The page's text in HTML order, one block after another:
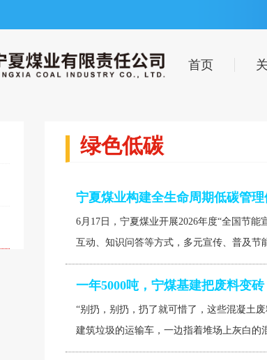
首页
绿色低碳
宁夏煤业构建全生命周期低碳管理
6月17日，宁夏煤业开展2026年度“全国节
互动、知识问答等方式，多元宣传、普及
一年5000吨，宁煤基建把废料变砖
“别扔，别扔，扔了就可惜了，这些混凝土
建筑垃圾的运输车，一边指着堆场上灰白的